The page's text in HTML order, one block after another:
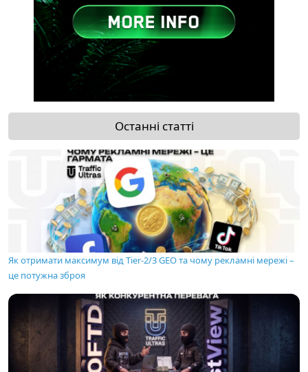
Останні статті
Як отримати максимум від Tier-2/3 GEO та чому рекламні мережі –
це потужна зброя